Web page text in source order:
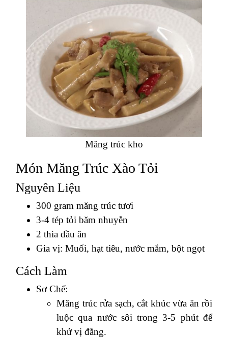
Măng trúc kho
Món Măng Trúc Xào Tỏi
Nguyên Liệu
300 gram măng trúc tươi
3-4 tép tỏi băm nhuyễn
2 thìa dầu ăn
Gia vị: Muối, hạt tiêu, nước mắm, bột ngọt
Cách Làm
Sơ Chế:
Măng trúc rửa sạch, cắt khúc vừa ăn rồi
luộc qua nước sôi trong 3-5 phút để
khử vị đắng.